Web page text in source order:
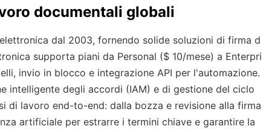
documentali globali
dal 2003, fornendo solide soluzioni di firma d
supporta piani da Personal ($ 10/mese) a Enterpri
invio in blocco e integrazione API per l'automazione.
intelligente degli accordi (IAM) e di gestione del ciclo
lavoro end-to-end: dalla bozza e revisione alla firma
artificiale per estrarre i termini chiave e garantire la